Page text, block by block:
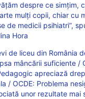
despre ce simțim,
mulți copii, chiar cu
de medicii psihiatri”,
Hora
de liceu din România
mâncării suficiente /
apreciază
/ OCDE: Problema
unor rezultate mai